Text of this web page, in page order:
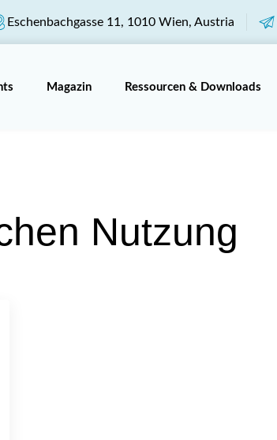
Eschenbachgasse 11, 1010 Wien, Austria
Magazin Ressourcen & Downloads
Nutzung